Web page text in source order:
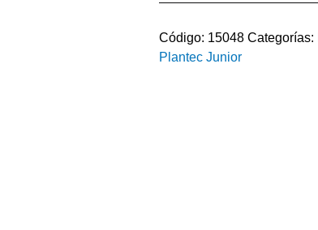
Código: 15048 Categorías:
Plantec Junior